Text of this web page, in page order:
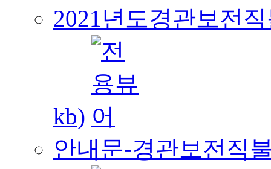
2021년도경관보전
kb)
안내문-경관보전직